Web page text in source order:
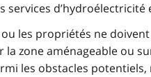
services
ou les propriétés ne
la zone aménageable ou
les obstacles potentiels,